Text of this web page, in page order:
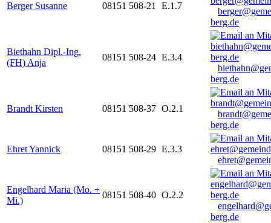
Berger Susanne 08151 508-21 E.1.7
berg.de
Biethahn Dipl.-Ing.
(FH) Anja
08151 508-24 E.3.4
berg.de
Brandt Kirsten 08151 508-37 O.2.1
berg.de
Ehret Yannick 08151 508-29 E.3.3
Engelhard Maria (Mo. +
Mi.)
08151 508-40 O.2.2
berg.de